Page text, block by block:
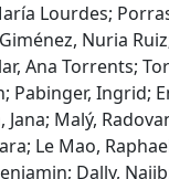
Lourdes;
Nuria
Ana Torrents;
Pabinger, Ingrid;
Jana; Malý,
Le Mao,
Dally,